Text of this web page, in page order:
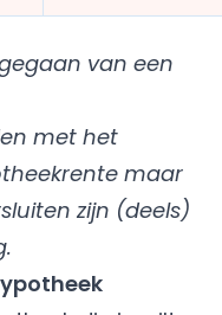
van een
met het
maar
zijn (deels)